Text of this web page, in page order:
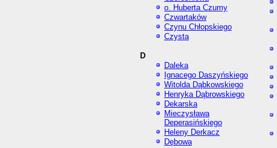
o. Huberta Czumy
Czwartaków
Czynu Chłopskiego
Czysta
D
Daleka
Ignacego Daszyńskiego
Witolda Dąbkowskiego
Henryka Dąbrowskiego
Dekarska
Mieczysława
Deperasińskiego
Heleny Derkacz
Dębowa